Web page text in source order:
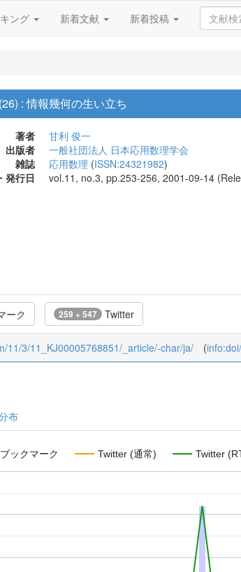
ング 新着文献 新着投稿
: 情報幾何の生い立ち
著者
甘利 俊一
出版者
一般社団法人 日本応用数理学会
雑誌
応用数理 (ISSN:24321982)
発行日
vol.11, no.3, pp.253-256, 2001-09-14
ーク 259 + 547 Twitter
11/3/11_KJ00005768851/_article/-char/ja/ (
布
ックマーク Twitter (通常) Twitter